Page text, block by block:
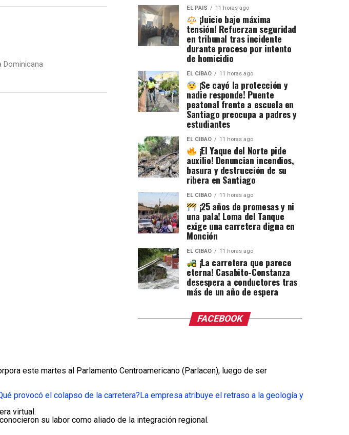
Dominicana
EL PAIS 11 horas ago
¡Juicio bajo máxima
tensión! Refuerzan seguridad
en tribunal tras incidente
durante proceso por intento
de homicidio
EL CIBAO 11 horas ago
¡Se cayó la protección y
nadie responde! Puente
peatonal frente a escuela en
Santiago preocupa a padres y
estudiantes
EL CIBAO 11 horas ago
¡El Yaque del Norte pide
auxilio! Denuncian incendios,
basura y destrucción de su
ribera en Santiago
EL CIBAO 11 horas ago
¡25 años de promesas y ni
una pala! Loma del Tanque
exige una carretera digna en
Monción
EL CIBAO 11 horas ago
¡La carretera que parece
eterna! Casabito-Constanza
desespera a conductores tras
más de un año de espera
FACEBOOK
este martes al Parlamento Centroamericano (Parlacen), luego de ser
provocó el colapso de la carretera? La empresa atribuye el retraso a la geología y
virtual.
su labor como aliado de la integración regional.